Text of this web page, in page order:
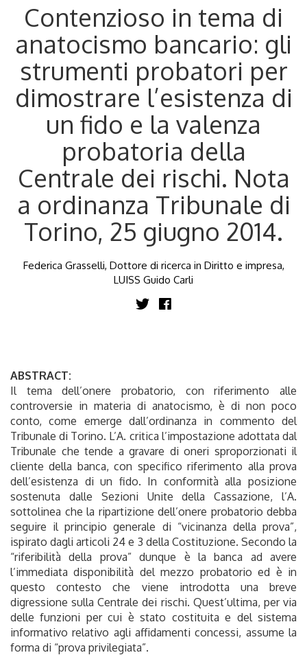
Contenzioso in tema di
anatocismo bancario: gli
strumenti probatori per
dimostrare l’esistenza di
un fido e la valenza
probatoria della
Centrale dei rischi. Nota
a ordinanza Tribunale di
Torino, 25 giugno 2014.
Federica Grasselli, Dottore di ricerca in Diritto e impresa,
LUISS Guido Carli
ABSTRACT:
Il tema dell’onere probatorio, con riferimento alle
controversie in materia di anatocismo, è di non poco
conto, come emerge dall’ordinanza in commento del
Tribunale di Torino. L’A. critica l’impostazione adottata dal
Tribunale che tende a gravare di oneri sproporzionati il
cliente della banca, con specifico riferimento alla prova
dell’esistenza di un fido. In conformità alla posizione
sostenuta dalle Sezioni Unite della Cassazione, l’A.
sottolinea che la ripartizione dell’onere probatorio debba
seguire il principio generale di “vicinanza della prova”,
ispirato dagli articoli 24 e 3 della Costituzione. Secondo la
“riferibilità della prova” dunque è la banca ad avere
l’immediata disponibilità del mezzo probatorio ed è in
questo contesto che viene introdotta una breve
digressione sulla Centrale dei rischi. Quest’ultima, per via
delle funzioni per cui è stato costituita e del sistema
informativo relativo agli affidamenti concessi, assume la
forma di “prova privilegiata”.